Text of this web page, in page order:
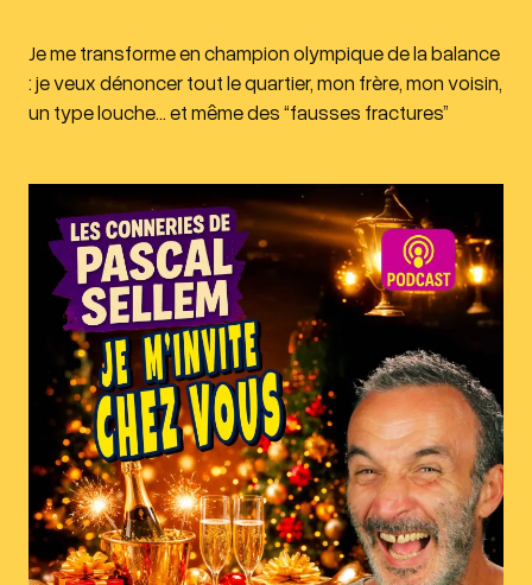
Je me transforme en champion olympique de la balance
: je veux dénoncer tout le quartier, mon frère, mon voisin,
un type louche… et même des “fausses fractures”